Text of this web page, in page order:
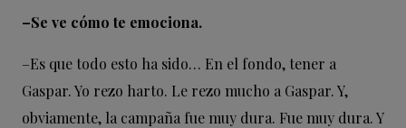
–Se ve cómo te emociona.
–Es que todo esto ha sido… En el fondo, tener a
Gaspar. Yo rezo harto. Le rezo mucho a Gaspar. Y,
obviamente, la campaña fue muy dura. Fue muy dura. Y